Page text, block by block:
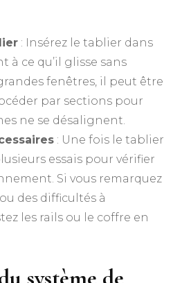
: Insérez le tablier dans
à ce qu’il glisse sans
fenêtres, il peut être
par sections pour
ne se désalignent.
: Une fois le tablier
essais pour vérifier
Si vous remarquez
des difficultés à
les rails ou le coffre en